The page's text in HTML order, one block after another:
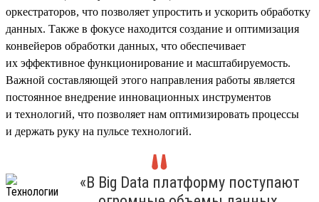
оркестраторов, что позволяет упростить и ускорить обработку
данных. Также в фокусе находится создание и оптимизация
конвейеров обработки данных, что обеспечивает
их эффективное функционирование и масштабируемость.
Важной составляющей этого направления работы является
постоянное внедрение инновационных инструментов
и технологий, что позволяет нам оптимизировать процессы
и держать руку на пульсе технологий.
«В Big Data платформу поступают